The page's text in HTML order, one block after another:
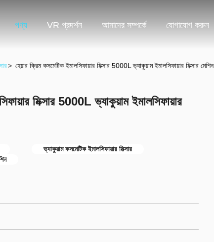
পণ্য VR প্রদর্শন আমাদের সম্পর্কে যোগাযোগ করুন
> হেয়ার ক্রিম কসমেটিক ইমালসিফায়ার মিক্সার 5000L ভ্যাকুয়াম ইমালসিফায়ার মিক্সার মেশিন
মিক্সার 5000L ভ্যাকুয়াম ইমালসিফায়ার
ভ্যাকুয়াম কসমেটিক ইমালসিফায়ার মিক্সার